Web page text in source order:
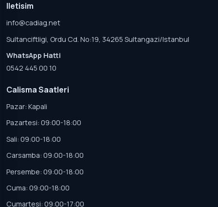
Iletisim
info@cadiag.net
Sultanciftligi, Ordu Cd. No:19, 34265 Sultangazi/Istanbul
WhatsApp Hatti
0542 445 00 10
Calisma Saatleri
Pazar: Kapali
Pazartesi: 09:00-18:00
Sali: 09:00-18:00
Carsamba: 09:00-18:00
Persembe: 09:00-18:00
Cuma: 09:00-18:00
Cumartesi: 09:00-17:00